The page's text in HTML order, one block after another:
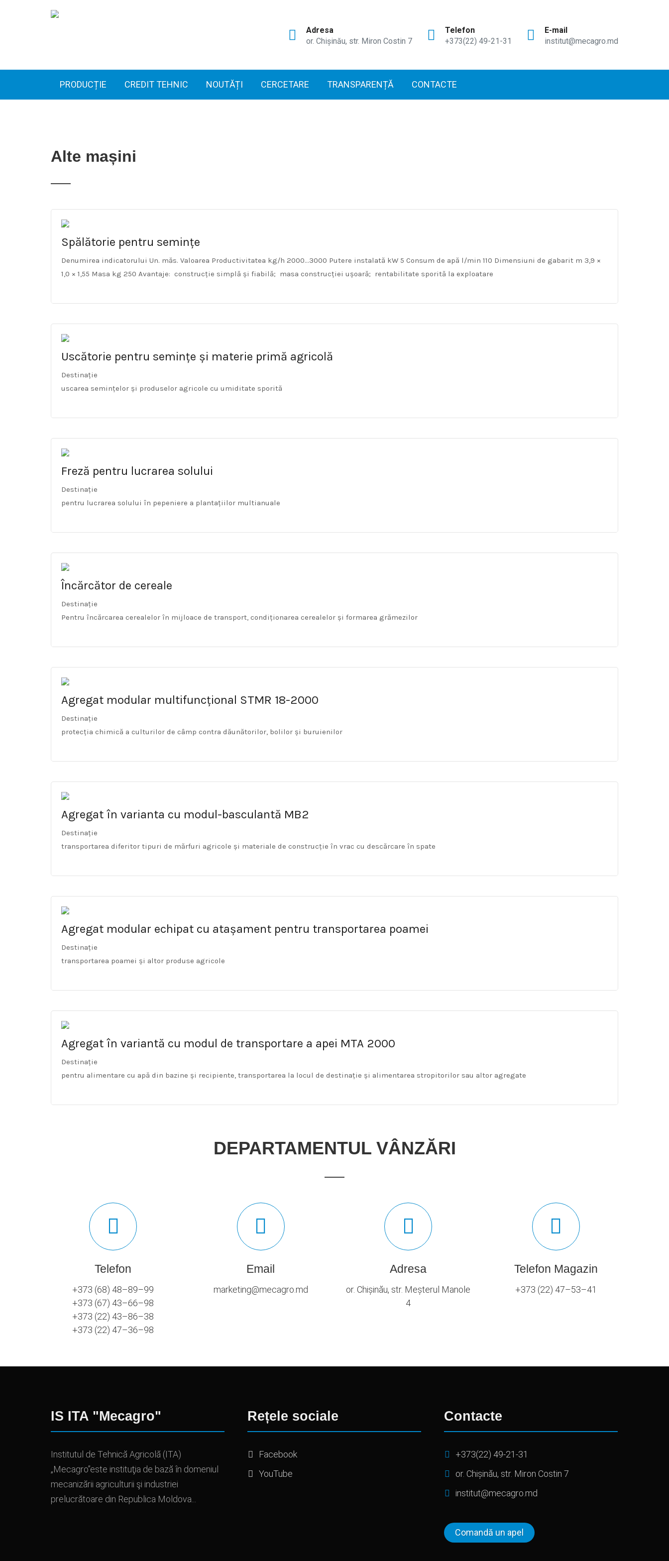
Adresa
or. Chișinău, str. Miron Costin 7
Telefon
+373(22) 49-21-31
E-mail
institut@mecagro.md
PRODUCȚIE CREDIT TEHNIC NOUTĂȚI CERCETARE TRANSPARENȚĂ CONTACTE
Alte mașini
Spălătorie pentru semințe
Denumirea indicatorului Un. măs. Valoarea Productivitatea kg/h 2000…3000 Putere instalată kW 5 Consum de apă l/min 110 Dimensiuni de gabarit m 3,9 ×
1,0 × 1,55 Masa kg 250 Avantaje: construcție simplă și fiabilă; masa construcției ușoară; rentabilitate sporită la exploatare
Uscătorie pentru semințe și materie primă agricolă
Destinație
uscarea semințelor și produselor agricole cu umiditate sporită
Freză pentru lucrarea solului
Destinație
pentru lucrarea solului în pepeniere a plantațiilor multianuale
Încărcător de cereale
Destinație
Pentru încărcarea cerealelor în mijloace de transport, condiționarea cerealelor și formarea grămezilor
Agregat modular multifuncțional STMR 18-2000
Destinație
protecția chimică a culturilor de câmp contra dăunătorilor, bolilor și buruienilor
Agregat în varianta cu modul-basculantă MB2
Destinație
transportarea diferitor tipuri de mărfuri agricole și materiale de construcție în vrac cu descărcare în spate
Agregat modular echipat cu atașament pentru transportarea poamei
Destinație
transportarea poamei și altor produse agricole
Agregat în variantă cu modul de transportare a apei MTA 2000
Destinație
pentru alimentare cu apă din bazine și recipiente, transportarea la locul de destinație și alimentarea stropitorilor sau altor agregate
DEPARTAMENTUL VÂNZĂRI
Telefon
+373 (68) 48–89–99
+373 (67) 43–66–98
+373 (22) 43–86–38
+373 (22) 47–36–98
Email
marketing@mecagro.md
Adresa
or. Chișinău, str. Meșterul Manole
4
Telefon Magazin
+373 (22) 47–53–41
IS ITA "Mecagro"
Institutul de Tehnică Agricolă (ITA)
„Mecagro”este instituţia de bază în domeniul
mecanizării agriculturii şi industriei
prelucrătoare din Republica Moldova...
Rețele sociale
Facebook
YouTube
Contacte
+373(22) 49-21-31
or. Chișinău, str. Miron Costin 7
institut@mecagro.md
Comandă un apel